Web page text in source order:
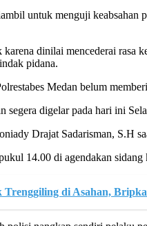
untuk menguji keabsahan
dinilai mencederai rasa
pidana.
Medan belum
segera digelar pada hari ini
Drajat Sadarisman, S.H
14.00 di agendakan
Trenggiling di Asahan,